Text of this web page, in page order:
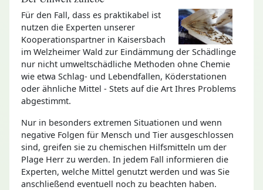
Für den Fall, dass es praktikabel ist
nutzen die Experten unserer
Kooperationspartner in Kaisersbach
im Welzheimer Wald zur Eindämmung der Schädlinge
nur nicht umweltschädliche Methoden ohne Chemie
wie etwa Schlag- und Lebendfallen, Köderstationen
oder ähnliche Mittel - Stets auf die Art Ihres Problems
abgestimmt.
Nur in besonders extremen Situationen und wenn
negative Folgen für Mensch und Tier ausgeschlossen
sind, greifen sie zu chemischen Hilfsmitteln um der
Plage Herr zu werden. In jedem Fall informieren die
Experten, welche Mittel genutzt werden und was Sie
anschließend eventuell noch zu beachten haben.